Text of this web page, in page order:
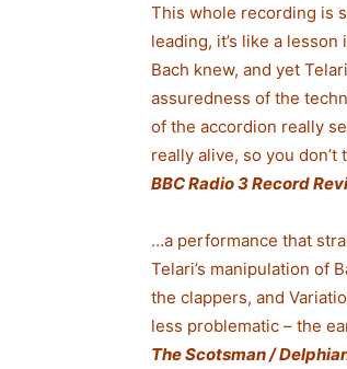
This whole recording is
leading, it’s like a
Bach knew, and yet
assuredness of the
of the accordion really
really alive, so you
BBC Radio 3 Record
…a performance that
Telari’s manipulation of
the clappers, and
less problematic – the
The Scotsman /